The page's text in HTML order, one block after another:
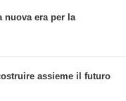
nuova era per la
assieme il futuro